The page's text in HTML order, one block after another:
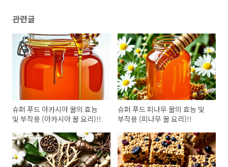
관련글
슈퍼 푸드 아카시아 꿀의 효능
및 부작용 (아카시아 꿀 요리)!!
슈퍼 푸드 피나무 꿀의 효능 및
부작용 (피나무 꿀 요리)!!